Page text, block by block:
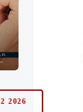
2026